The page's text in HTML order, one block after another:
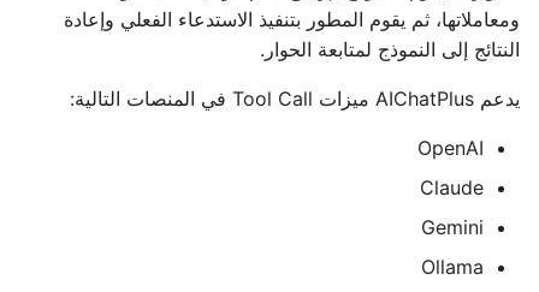
ث
تسرب الذاكرة في نظام
تحديثات ساخنة
UE توسيع قائمة محرر
القائمة
الحواف (Edge Detection)
1. تعريف الأدوات
2. تحديد معلمات الأداة
4. إنشاء الرسائل
Ollama
CllamaServer
API Reference
ومعاملاتها، ثم يقوم المطور بتنفيذ الاستدعاء الفعلي وإعادة
النتائج إلى النموذج لمتابعة الحوار.
يدعم AIChatPlus ميزات Tool Call في المنصات التالية:
OpenAI
Claude
Gemini
Ollama